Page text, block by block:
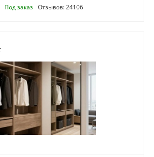
Под заказ Отзывов: 24106